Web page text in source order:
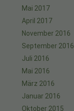
Mai 2017
April 2017
November 2016
September 2016
Juli 2016
Mai 2016
März 2016
Januar 2016
Oktober 2015